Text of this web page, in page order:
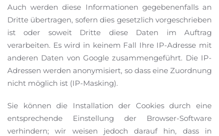
Auch werden diese Informationen gegebenenfalls an
Dritte übertragen, sofern dies gesetzlich vorgeschrieben
ist oder soweit Dritte diese Daten im Auftrag
verarbeiten. Es wird in keinem Fall Ihre IP-Adresse mit
anderen Daten von Google zusammengeführt. Die IP-
Adressen werden anonymisiert, so dass eine Zuordnung
nicht möglich ist (IP-Masking).
Sie können die Installation der Cookies durch eine
entsprechende Einstellung der Browser-Software
verhindern; wir weisen jedoch darauf hin, dass in